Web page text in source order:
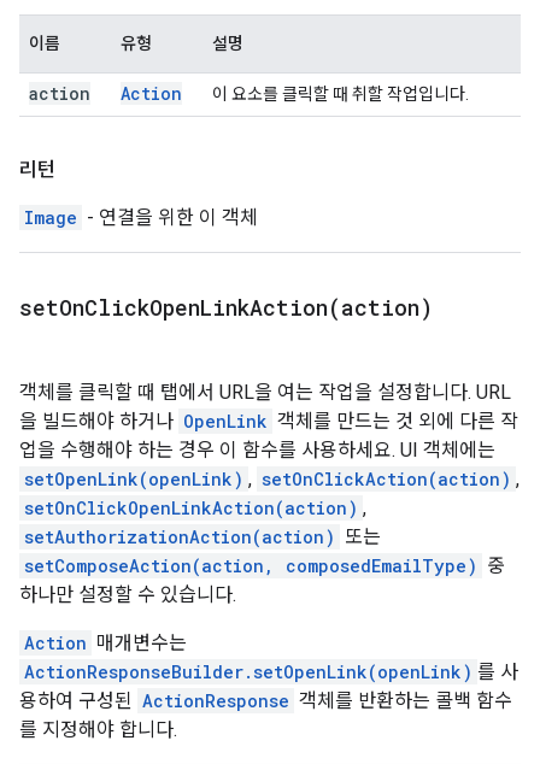
이름 유형 설명
action Action 이 요소를 클릭할 때 취할 작업입니다.
리턴
Image - 연결을 위한 이 객체
setOnClickOpenLinkAction(action)
객체를 클릭할 때 탭에서 URL을 여는 작업을 설정합니다. URL
을 빌드해야 하거나 OpenLink 객체를 만드는 것 외에 다른 작
업을 수행해야 하는 경우 이 함수를 사용하세요. UI 객체에는
setOpenLink(openLink) , setOnClickAction(action) ,
setOnClickOpenLinkAction(action) ,
setAuthorizationAction(action) 또는
setComposeAction(action, composedEmailType) 중
하나만 설정할 수 있습니다.
Action 매개변수는
ActionResponseBuilder.setOpenLink(openLink) 를 사
용하여 구성된 ActionResponse 객체를 반환하는 콜백 함수
를 지정해야 합니다.